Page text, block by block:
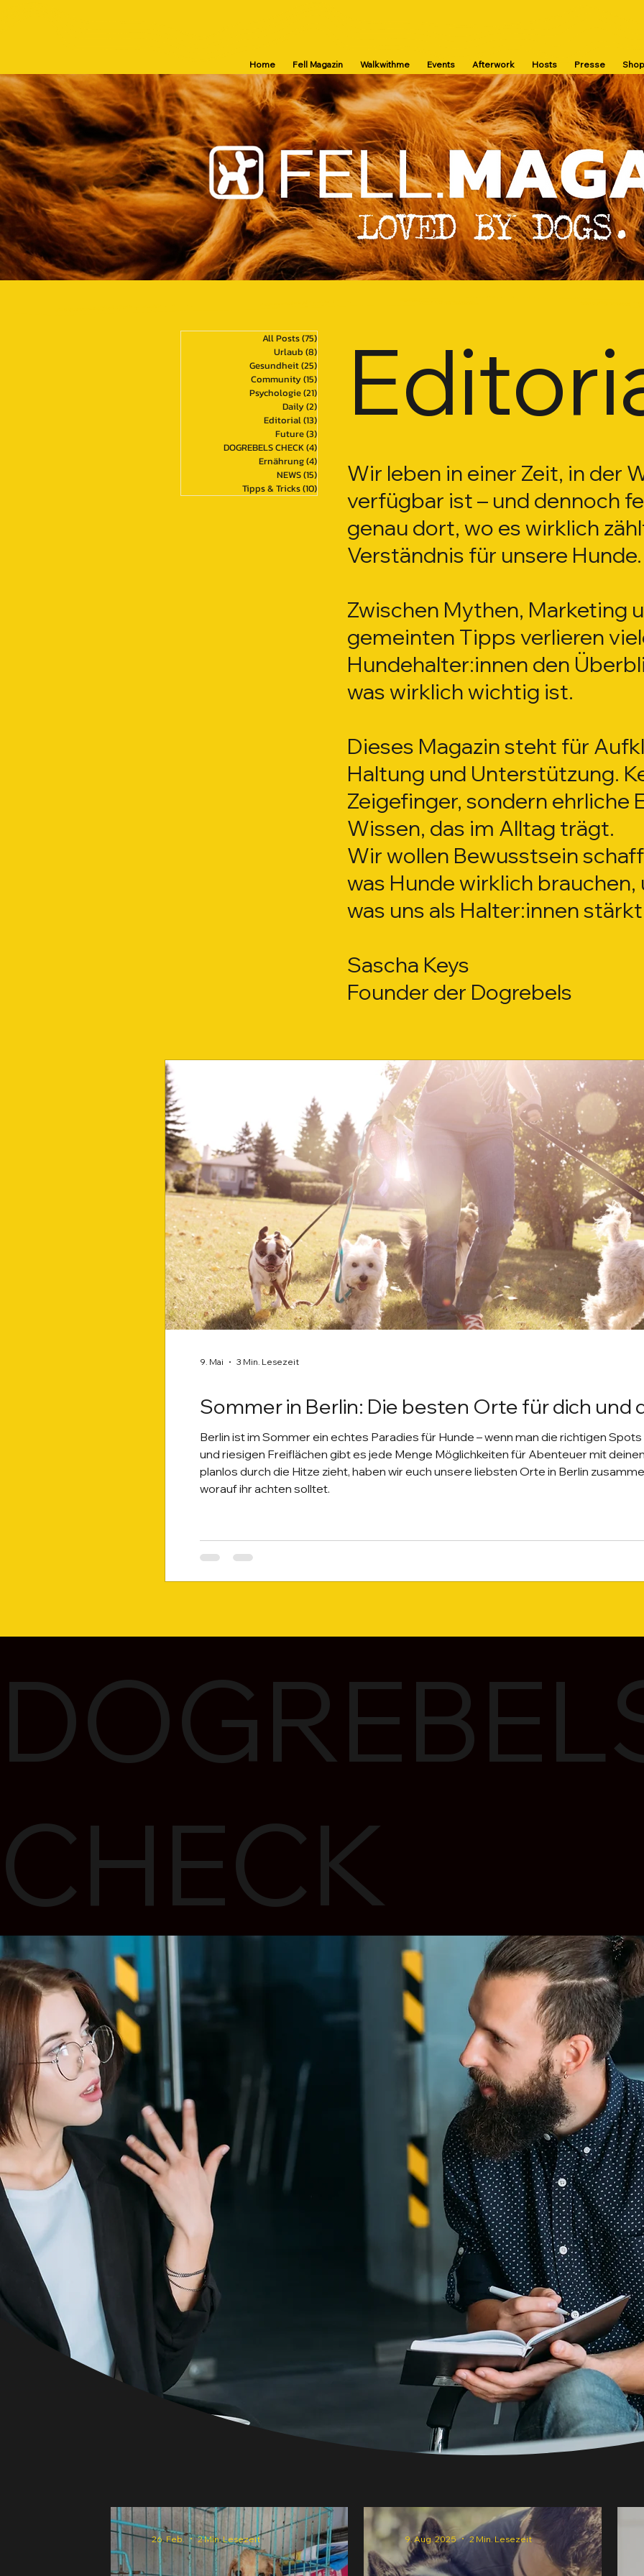
All Posts(75)75 Beiträge
Urlaub (8)8 Beiträge
Gesundheit(25)25 Beiträge
Community(15)15 Beiträge
Psychologie(21)21 Beiträge
Daily(2)2 Beiträge
Editorial(13)13 Beiträge
Future(3)3 Beiträge
DOGREBELS CHECK(4)4 Beiträge
Ernährung(4)4 Beiträge
NEWS(15)15 Beiträge
Tipps & Tricks(10)10 Beiträge
Wir leben in einer Zeit, in der
verfügbar ist – und dennoch
genau dort, wo es wirklich
Verständnis für unsere Hunde.
Zwischen Mythen, Marketing
gemeinten Tipps verlieren
Hundehalter:innen den
was wirklich wichtig ist.
Dieses Magazin steht für
Haltung und Unterstützung.
Zeigefinger, sondern ehrliche
Wissen, das im Alltag trägt.
Wir wollen Bewusstsein
was Hunde wirklich brauchen,
was uns als Halter:innen
Sascha Keys
Founder der Dogrebels
Sommer in Berlin: Die besten Orte für dich und
Berlin ist im Sommer ein echtes Paradies für Hunde – wenn man die richtigen
und riesigen Freiflächen gibt es jede Menge Möglichkeiten für Abenteuer mit
planlos durch die Hitze zieht, haben wir euch unsere liebsten Orte in Berlin
worauf ihr achten solltet.
9. Mai 3 Min. Lesezeit
CHECK
26. Feb. 2 Min. Lesezeit 9. Aug. 2025 2 Min. Lesezeit
Home Fell Magazin Walkwithme Events Afterwork Hosts Presse